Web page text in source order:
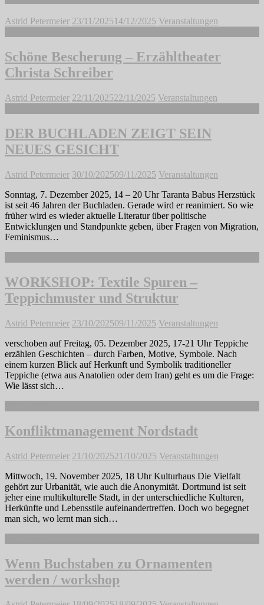
Astrid Petermeier 23/11/202514/12/2025 Veranstaltungen
Schöne Bescherung – Erzähltheater
Christa Schreiber
Astrid Petermeier 22/11/202522/11/2025 Veranstaltungen
DER BUCHLADEN ZEIGT SEIN
NEUES GESICHT
Astrid Petermeier 30/10/202509/11/2025 Veranstaltungen
Sonntag, 7. Dezember 2025, 14 – 20 Uhr Taranta Babus Herzstück
ist seit 46 Jahren der Buchladen. Gerade wird er reanimiert. So wie
früher wird es wieder aktuelle Literatur über politische
Entwicklungen und Standpunkte geben, über Fragen von Migration,
Feminismus…
WORKSHOP: Textile Spuren –
Teppichmuster und Struktur
Astrid Petermeier 23/10/202509/11/2025 Veranstaltungen
verschoben auf Freitag, 05. Dezember 2025, 17-21 Uhr Teppiche
erzählen Geschichten – durch Farben, Motive, Symbole. Nach
einem kurzen Blick auf Herkunft und Symbolik traditioneller
Teppiche (etwa aus Anatolien oder dem Iran) geht es um die Frage:
Wie lässt sich…
Konfliktmanagement Nordstadt
Astrid Petermeier 21/10/202521/10/2025 Veranstaltungen
Mittwoch, 19. November 2025, 18 Uhr Kulturhaus Die Vielfalt
gehört zur Urbanität, wie auch die Anonymität. Dortmund ist seit
jeher eine multikulturelle Stadt, in der unterschiedliche Kulturen,
Herkünfte und Lebensstile aufeinandertreffen. Doch wo begegnet
man sich, wo lernt man sich…
Wenn Buchstaben zu Ornamenten
werden / workshop